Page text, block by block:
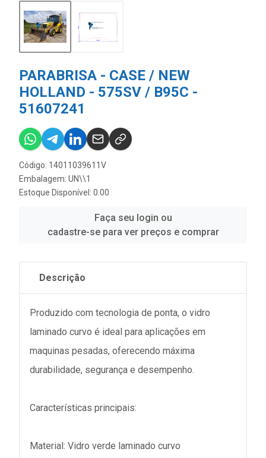
PARABRISA - CASE / NEW
HOLLAND - 575SV / B95C -
51607241
Código: 14011039611V
Embalagem: UN\\1
Estoque Disponível: 0.00
Faça seu login ou
cadastre-se para ver preços e comprar
Descrição
Produzido com tecnologia de ponta, o vidro
laminado curvo é ideal para aplicações em
maquinas pesadas, oferecendo máxima
durabilidade, segurança e desempenho.
Características principais:
Material: Vidro verde laminado curvo